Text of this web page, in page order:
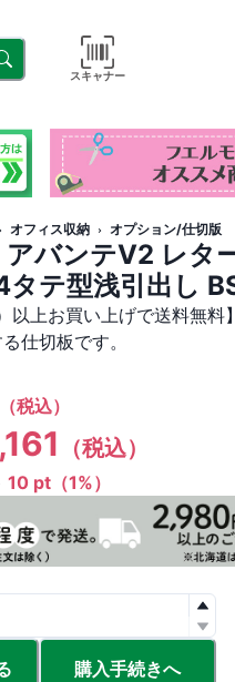
スキャナー
オフィス収納 オプション/仕切版
バンテV2 レタ
タテ型浅引出し
以上お買い上げで送料無
仕切板です。
（税込）
（税込）
10 pt（1%）
購入手続きへ